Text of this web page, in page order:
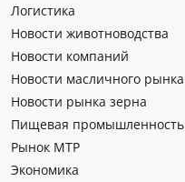
Логистика
Новости животноводства
Новости компаний
Новости масличного рынка
Новости рынка зерна
Пищевая промышленность
Рынок МТР
Экономика